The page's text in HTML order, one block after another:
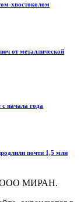
хвостоколом
от металлической
начала года
почти 1,5 млн
ООО МИРАН.